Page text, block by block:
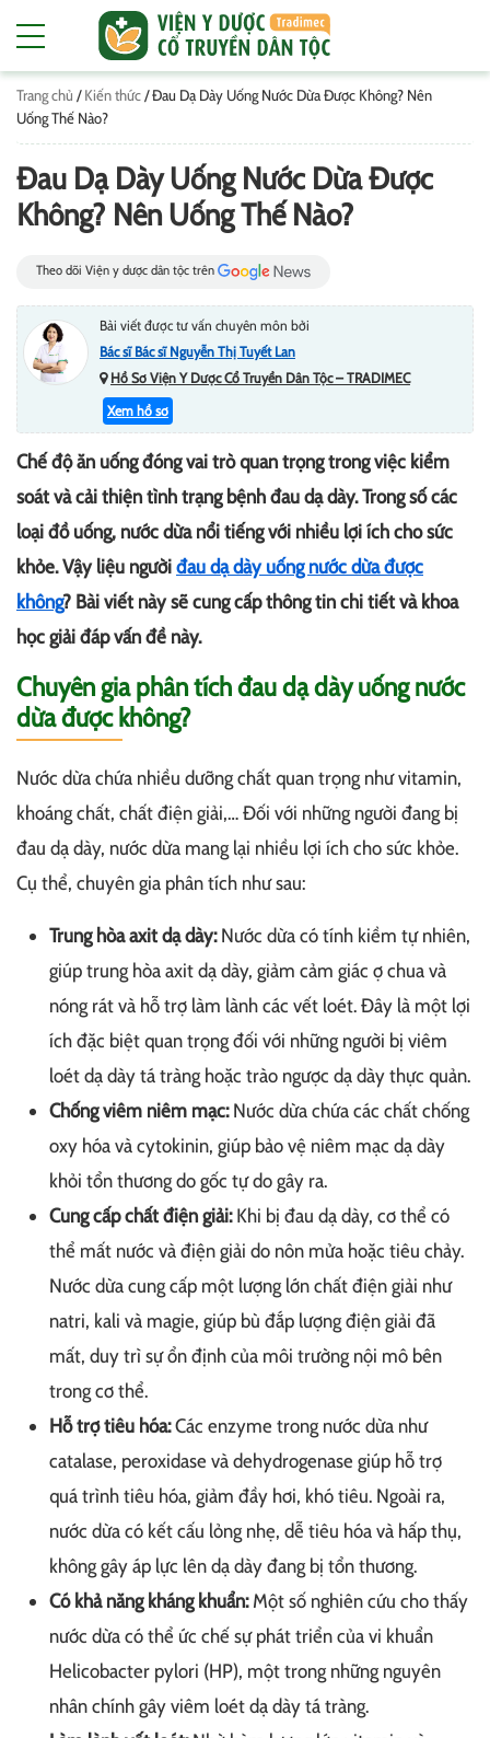
Trang chủ /Kiến thức/Đau Dạ Dày Uống Nước Dừa Được Không? Nên
Uống Thế Nào?
Đau Dạ Dày Uống Nước Dừa Được
Không? Nên Uống Thế Nào?
Theo dõi Viện y dược dân tộc trên
Bài viết được tư vấn chuyên môn bởi
Bác sĩ Bác sĩ Nguyễn Thị Tuyết Lan
Hồ Sơ Viện Y Dược Cổ Truyền Dân Tộc – TRADIMEC
Xem hồ sơ
Chế độ ăn uống đóng vai trò quan trọng trong việc kiểm
soát và cải thiện tình trạng bệnh đau dạ dày. Trong số các
loại đồ uống, nước dừa nổi tiếng với nhiều lợi ích cho sức
khỏe. Vậy liệu ngườiđau dạ dày uống nước dừa được
không? Bài viết này sẽ cung cấp thông tin chi tiết và khoa
học giải đáp vấn đề này.
Chuyên gia phân tích đau dạ dày uống nước
dừa được không?
Nước dừa chứa nhiều dưỡng chất quan trọng như vitamin,
khoáng chất, chất điện giải,… Đối với những người đang bị
đau dạ dày, nước dừa mang lại nhiều lợi ích cho sức khỏe.
Cụ thể, chuyên gia phân tích như sau:
Trung hòa axit dạ dày:Nước dừa có tính kiềm tự nhiên,
giúp trung hòa axit dạ dày, giảm cảm giác ợ chua và
nóng rát và hỗ trợ làm lành các vết loét. Đây là một lợi
ích đặc biệt quan trọng đối với những người bị viêm
loét dạ dày tá tràng hoặc trào ngược dạ dày thực quản.
Chống viêm niêm mạc:Nước dừa chứa các chất chống
oxy hóa và cytokinin, giúp bảo vệ niêm mạc dạ dày
khỏi tổn thương do gốc tự do gây ra.
Cung cấp chất điện giải:Khi bị đau dạ dày, cơ thể có
thể mất nước và điện giải do nôn mửa hoặc tiêu chảy.
Nước dừa cung cấp một lượng lớn chất điện giải như
natri, kali và magie, giúp bù đắp lượng điện giải đã
mất, duy trì sự ổn định của môi trường nội mô bên
trong cơ thể.
Hỗ trợ tiêu hóa:Các enzyme trong nước dừa như
catalase, peroxidase và dehydrogenase giúp hỗ trợ
quá trình tiêu hóa, giảm đầy hơi, khó tiêu. Ngoài ra,
nước dừa có kết cấu lỏng nhẹ, dễ tiêu hóa và hấp thụ,
không gây áp lực lên dạ dày đang bị tổn thương.
Có khả năng kháng khuẩn:Một số nghiên cứu cho thấy
nước dừa có thể ức chế sự phát triển của vi khuẩn
Helicobacter pylori (HP), một trong những nguyên
nhân chính gây viêm loét dạ dày tá tràng.